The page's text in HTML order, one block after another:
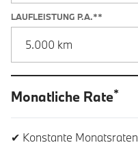
LAUFLEISTUNG P.A.**
Monatliche Rate*
✔ Konstante Monatsraten